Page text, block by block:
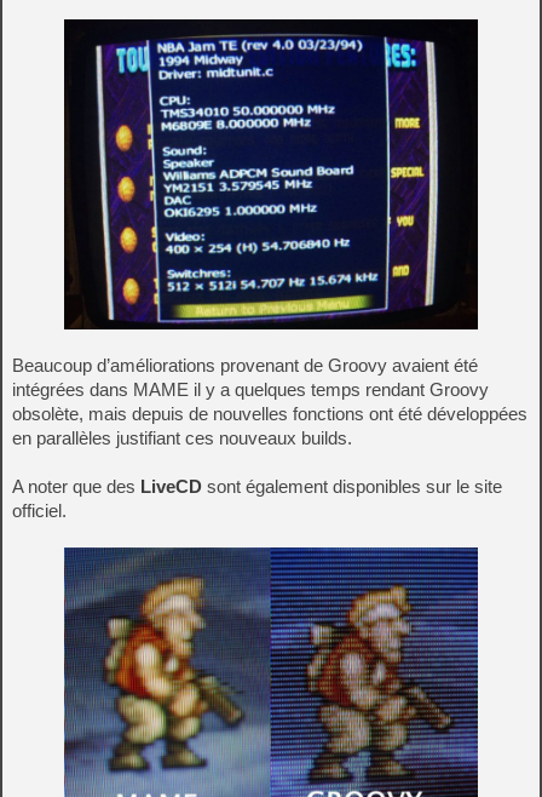
Beaucoup d’améliorations provenant de Groovy avaient été
intégrées dans MAME il y a quelques temps rendant Groovy
obsolète, mais depuis de nouvelles fonctions ont été développées
en parallèles justifiant ces nouveaux builds.
A noter que des LiveCD sont également disponibles sur le site
officiel.